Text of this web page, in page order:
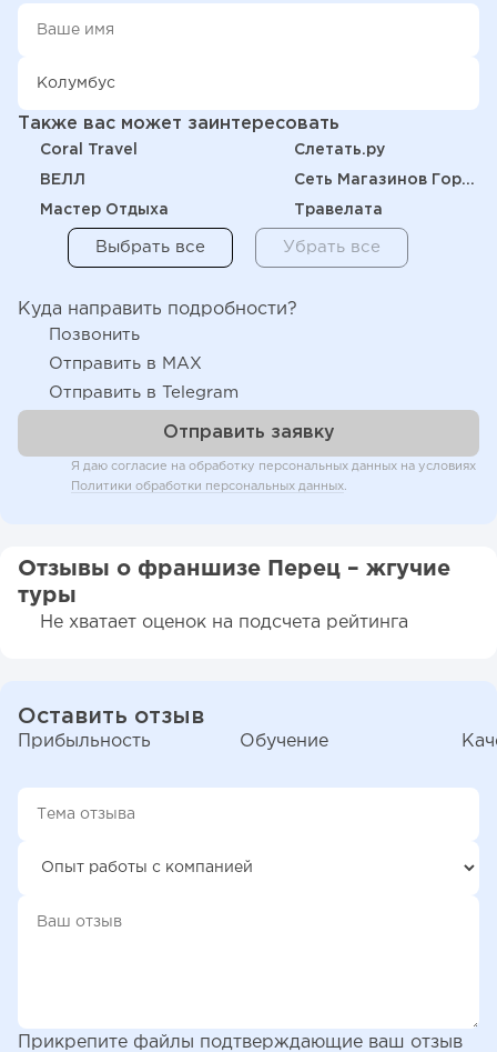
Также вас может заинтересовать
Coral Travel Слетать.ру
ВЕЛЛ Сеть Магазинов Горящих Путевок
Мастер Отдыха Травелата
Куда направить подробности?
Позвонить
Отправить в MAX
Отправить в Telegram
Я даю согласие на обработку персональных данных на условиях
Политики обработки персональных данных
Отзывы о франшизе Перец – жгучие
туры
Не хватает оценок на подсчета рейтинга
Оставить отзыв
Прибыльность Обучение
Прикрепите файлы подтверждающие ваш отзыв